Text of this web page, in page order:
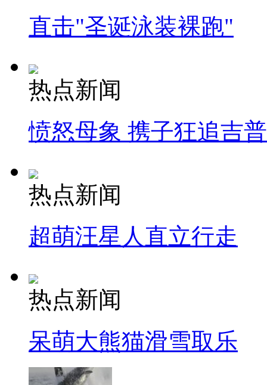
直击"圣诞泳装裸跑"
热点新闻
愤怒母象 携子狂追吉
热点新闻
超萌汪星人直立行走
热点新闻
呆萌大熊猫滑雪取乐